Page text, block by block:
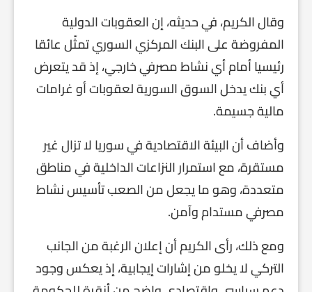
وقال الكريم، في حديثه، إن العقوبات الدولية
المفروضة على البنك المركزي السوري تمثّل عائقا
رئيسيا أمام أي نشاط مصرفي خارجي، إذ قد يتعرض
أي بنك يدخل السوق السورية لعقوبات أو غرامات
مالية جسيمة.
وأضاف أن البيئة الاقتصادية في سوريا لا تزال غير
مستقرة، مع استمرار النزاعات الداخلية في مناطق
متعددة، وهو ما يجعل من الصعب تأسيس نشاط
مصرفي مستدام وآمن.
ومع ذلك، رأى الكريم أن إعلان الرغبة من الجانب
التركي لا يخلو من إشارات إيجابية، إذ يعكس وجود